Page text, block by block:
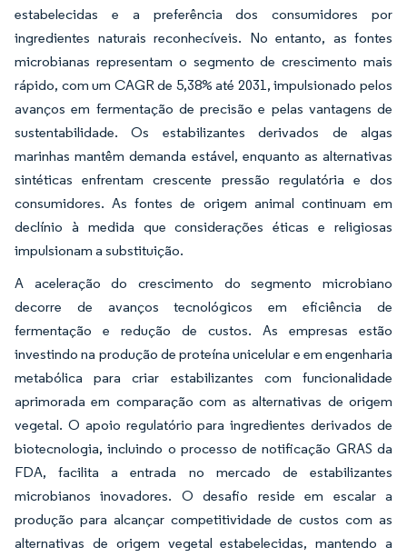
estabelecidas e a preferência dos consumidores por
ingredientes naturais reconhecíveis. No entanto, as fontes
microbianas representam o segmento de crescimento mais
rápido, com um CAGR de 5,38% até 2031, impulsionado pelos
avanços em fermentação de precisão e pelas vantagens de
sustentabilidade. Os estabilizantes derivados de algas
marinhas mantêm demanda estável, enquanto as alternativas
sintéticas enfrentam crescente pressão regulatória e dos
consumidores. As fontes de origem animal continuam em
declínio à medida que considerações éticas e religiosas
impulsionam a substituição.
A aceleração do crescimento do segmento microbiano
decorre de avanços tecnológicos em eficiência de
fermentação e redução de custos. As empresas estão
investindo na produção de proteína unicelular e em engenharia
metabólica para criar estabilizantes com funcionalidade
aprimorada em comparação com as alternativas de origem
vegetal. O apoio regulatório para ingredientes derivados de
biotecnologia, incluindo o processo de notificação GRAS da
FDA, facilita a entrada no mercado de estabilizantes
microbianos inovadores. O desafio reside em escalar a
produção para alcançar competitividade de custos com as
alternativas de origem vegetal estabelecidas, mantendo a